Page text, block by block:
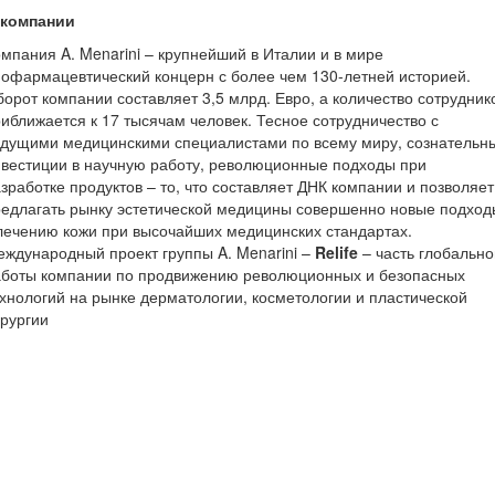
A. Menarini – крупнейший в Италии и в мире
концерн с более чем 130-летней историей.
компании составляет 3,5 млрд. Евро, а количество
к 17 тысячам человек. Тесное сотрудничество с
медицинскими специалистами по всему миру,
в научную работу, революционные подходы при
продуктов – то, что составляет ДНК компании и позволяет
рынку эстетической медицины совершенно новые
кожи при высочайших медицинских стандартах.
проект группы A. Menarini – Relife – часть
компании по продвижению революционных и безопасных
на рынке дерматологии, косметологии и пластической